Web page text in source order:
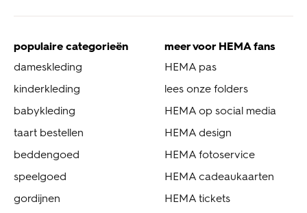
populaire categorieën
dameskleding
kinderkleding
babykleding
taart bestellen
beddengoed
speelgoed
gordijnen
meer voor HEMA fans
HEMA pas
lees onze folders
HEMA op social media
HEMA design
HEMA fotoservice
HEMA cadeaukaarten
HEMA tickets